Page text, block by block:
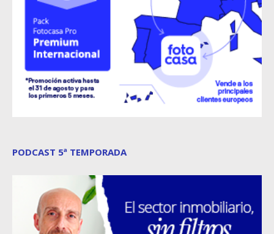
PODCAST 5ª TEMPORADA